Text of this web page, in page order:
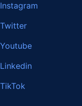
Instagram
Twitter
Youtube
Linkedin
TikTok